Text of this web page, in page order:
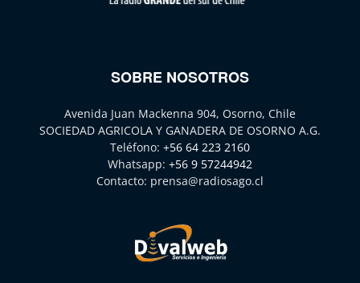
SOBRE NOSOTROS
Avenida Juan Mackenna 904, Osorno, Chile
SOCIEDAD AGRICOLA Y GANADERA DE OSORNO A.G.
Teléfono: +56 64 223 2160
Whatsapp: +56 9 57244942
Contacto: prensa@radiosago.cl